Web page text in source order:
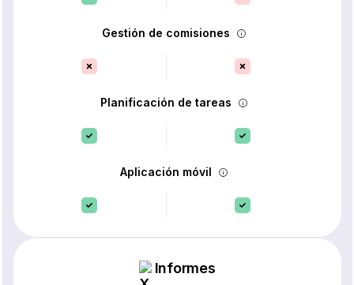
Gestión de comisiones
Planificación de tareas
Aplicación móvil
Informes